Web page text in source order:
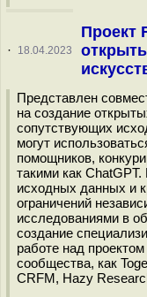
· 18.04.2023
Проект
Представлен
на создание
сопутствующих
могут
помощников,
такими как
исходных данных и
ограничений
исследованиями в
создание
работе над
сообщества, как
CRFM, Hazy